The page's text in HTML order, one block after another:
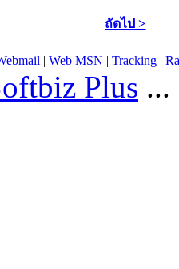
ถัดไป >
| Web MSN | Tracking |
Plus ...